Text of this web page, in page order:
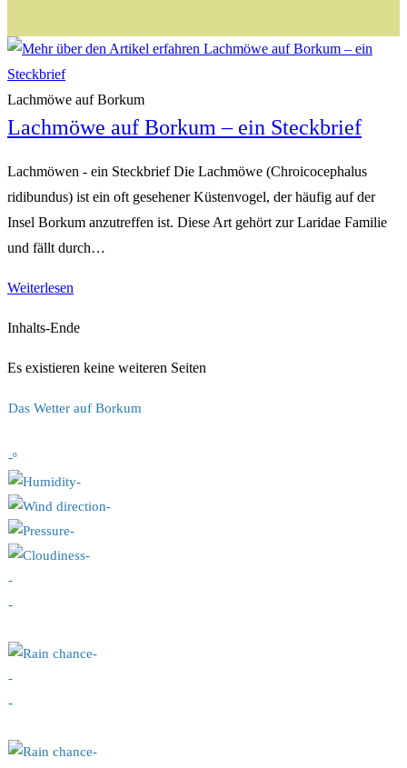
Lachmöwe auf Borkum
Lachmöwe auf Borkum – ein Steckbrief
Lachmöwen - ein Steckbrief Die Lachmöwe (Chroicocephalus
ridibundus) ist ein oft gesehener Küstenvogel, der häufig auf der
Insel Borkum anzutreffen ist. Diese Art gehört zur Laridae Familie
und fällt durch…
Weiterlesen
Borkum
–
Steckbrief
Inhalts-Ende
Es existieren keine weiteren Seiten
Das Wetter auf Borkum
-º
-
-
-
-
-
-
-
-
-
-